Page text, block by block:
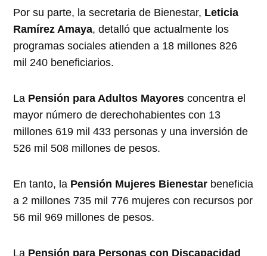
Por su parte, la secretaria de Bienestar, Leticia
Ramírez Amaya, detalló que actualmente los
programas sociales atienden a 18 millones 826
mil 240 beneficiarios.
La Pensión para Adultos Mayores concentra el
mayor número de derechohabientes con 13
millones 619 mil 433 personas y una inversión de
526 mil 508 millones de pesos.
En tanto, la Pensión Mujeres Bienestar beneficia
a 2 millones 735 mil 776 mujeres con recursos por
56 mil 969 millones de pesos.
La Pensión para Personas con Discapacidad